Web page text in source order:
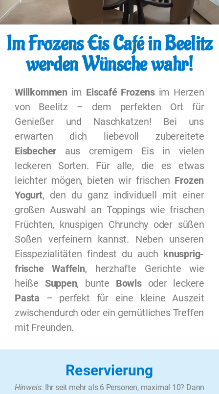
Im Frozens Eis CaféinBeelitz
werden Wünsche wahr!
Willkommen im Eiscafé Frozensim Herzen
von Beelitz – dem perfekten Ort für
Genießer und Naschkatzen! Bei uns
erwarten dich liebevoll zubereitete
Eisbecher aus cremigem Eis in vielen
leckeren Sorten. Für alle, die es etwas
leichter mögen, bieten wir frischen Frozen
Yogurt, den du ganz individuell mit einer
großen Auswahl an Toppings wie frischen
Früchten, knuspigen Chrunchy oder süßen
Soßen verfeinern kannst. Neben unseren
Eisspezialitäten findest du auch knusprig-
frische Waffeln, herzhafte Gerichte wie
heiße Suppen, bunte Bowlsoder leckere
Pasta – perfekt für eine kleine Auszeit
zwischendurch oder ein gemütliches Treffen
mit Freunden.
Reservierung
Hinweis: Ihr seit mehr als 6 Personen, maximal 10? Dann